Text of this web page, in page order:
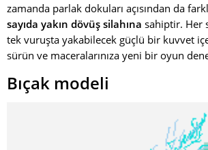
zamanda parlak dokuları açısından da
sayıda yakın dövüş silahına sahiptir. Her
tek vuruşta yakabilecek güçlü bir kuvvet
sürün ve maceralarınıza yeni bir oyun
Bıçak modeli